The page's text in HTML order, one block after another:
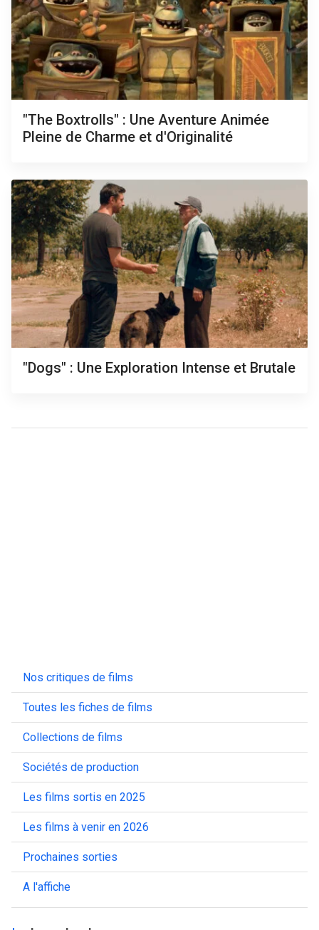
"The Boxtrolls" : Une Aventure Animée
Pleine de Charme et d'Originalité
"Dogs" : Une Exploration Intense et Brutale
Nos critiques de films
Toutes les fiches de films
Collections de films
Sociétés de production
Les films sortis en 2025
Les films à venir en 2026
Prochaines sorties
A l'affiche